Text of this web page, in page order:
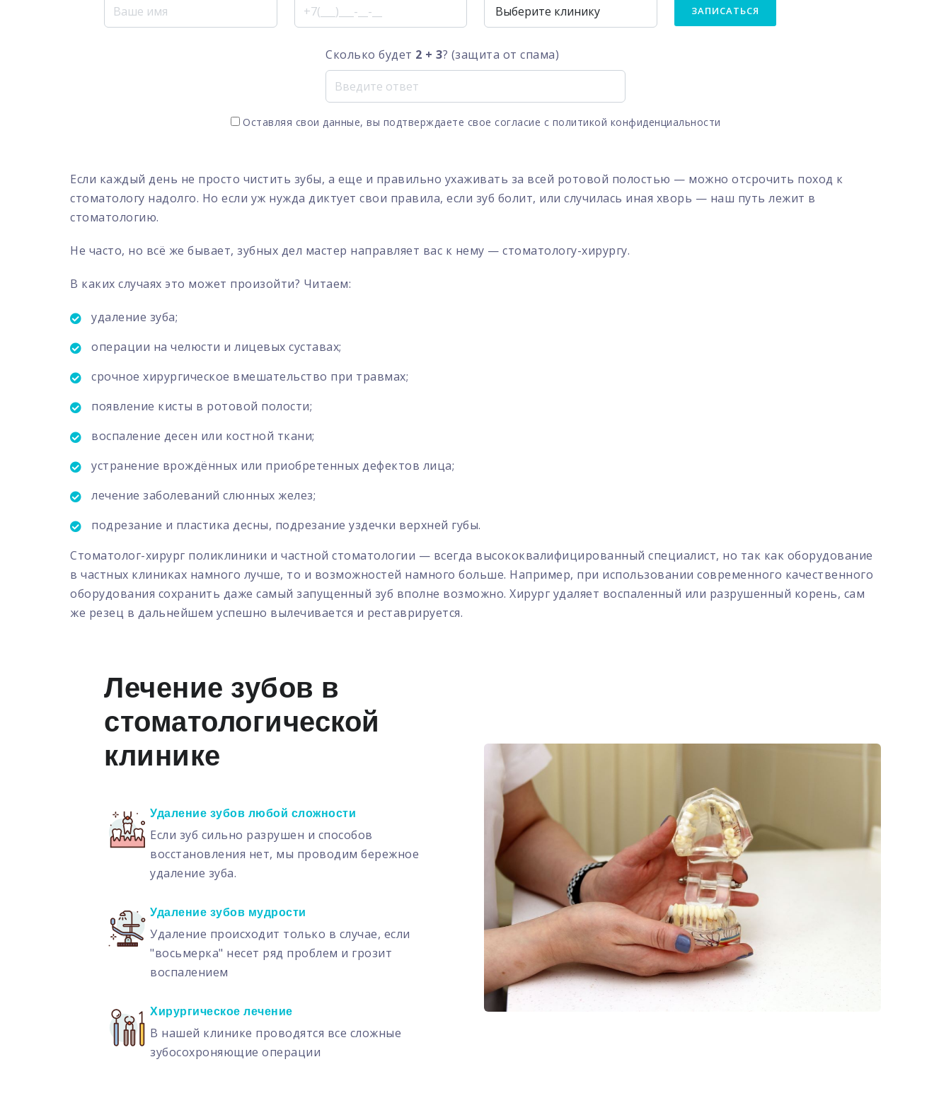
Сколько будет 2 + 3? (защита от спама)
ЗАПИСАТЬСЯ
Оставляя свои данные, вы подтверждаете свое согласие с политикой конфиденциальности
Если каждый день не просто чистить зубы, а еще и правильно ухаживать за всей ротовой полостью — можно отсрочить поход к
стоматологу надолго. Но если уж нужда диктует свои правила, если зуб болит, или случилась иная хворь — наш путь лежит в
стоматологию.
Не часто, но всё же бывает, зубных дел мастер направляет вас к нему — стоматологу-хирургу.
В каких случаях это может произойти? Читаем:
удаление зуба;
операции на челюсти и лицевых суставах;
срочное хирургическое вмешательство при травмах;
появление кисты в ротовой полости;
воспаление десен или костной ткани;
устранение врождённых или приобретенных дефектов лица;
лечение заболеваний слюнных желез;
подрезание и пластика десны, подрезание уздечки верхней губы.
Стоматолог-хирург поликлиники и частной стоматологии — всегда высококвалифицированный специалист, но так как оборудование
в частных клиниках намного лучше, то и возможностей намного больше. Например, при использовании современного качественного
оборудования сохранить даже самый запущенный зуб вполне возможно. Хирург удаляет воспаленный или разрушенный корень, сам
же резец в дальнейшем успешно вылечивается и реставрируется.
Лечение зубов в
стоматологической
клинике
Удаление зубов любой сложности
Если зуб сильно разрушен и способов
восстановления нет, мы проводим бережное
удаление зуба.
Удаление зубов мудрости
Удаление происходит только в случае, если
"восьмерка" несет ряд проблем и грозит
воспалением
Хирургическое лечение
В нашей клинике проводятся все сложные
зубосохроняющие операции